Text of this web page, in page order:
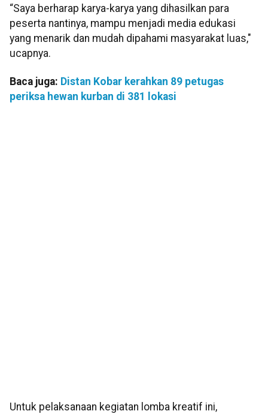
“Saya berharap karya-karya yang dihasilkan para
peserta nantinya, mampu menjadi media edukasi
yang menarik dan mudah dipahami masyarakat luas,"
ucapnya.
Baca juga: Distan Kobar kerahkan 89 petugas
periksa hewan kurban di 381 lokasi
Untuk pelaksanaan kegiatan lomba kreatif ini,